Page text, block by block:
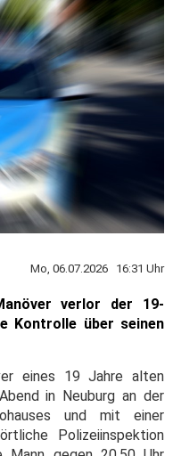
Mo, 06.07.2026 16:31 Uhr
verlor der 19-
Kontrolle über seinen
eines 19 Jahre alten
in Neuburg an der
und mit einer
Polizeiinspektion